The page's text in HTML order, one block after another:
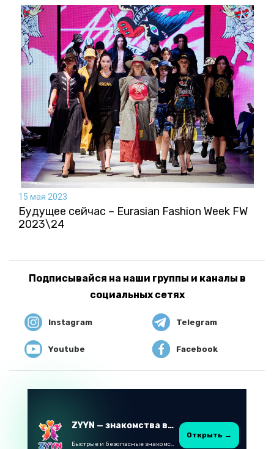
15 мая 2023
Будущее сейчас – Eurasian Fashion Week FW
2023\24
Подписывайся на наши группы и каналы в
социальных сетях
Instagram Telegram
Youtube Facebook
ZYYN — знакомства в Казахстане
Быстрые и безопасные знакомства в Telegram
Открыть →